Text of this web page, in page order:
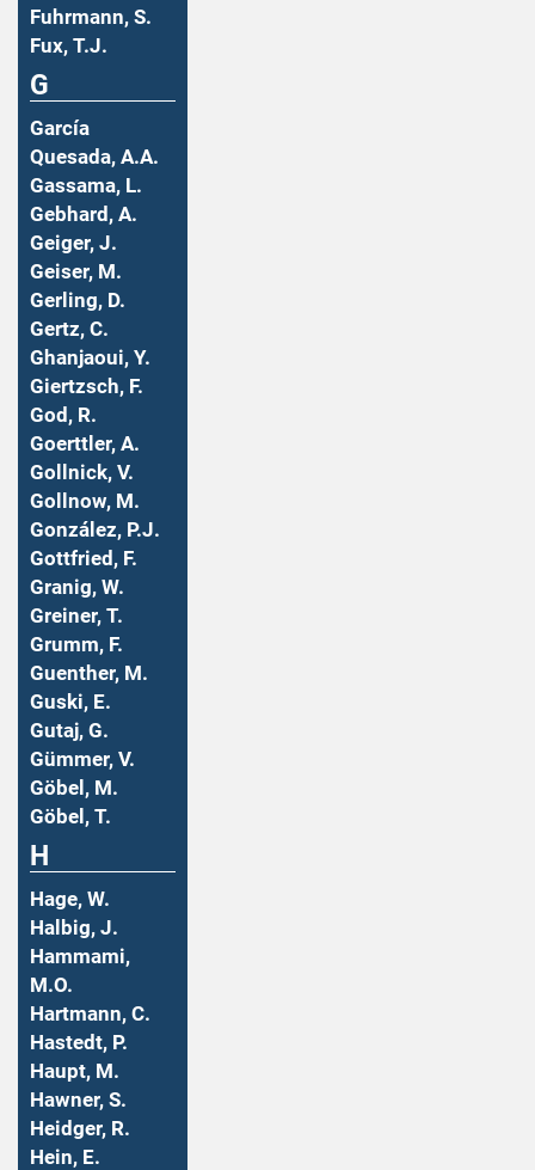
Fuhrmann, S.
Fux, T.J.
G
García
Quesada, A.A.
Gassama, L.
Gebhard, A.
Geiger, J.
Geiser, M.
Gerling, D.
Gertz, C.
Ghanjaoui, Y.
Giertzsch, F.
God, R.
Goerttler, A.
Gollnick, V.
Gollnow, M.
González, P.J.
Gottfried, F.
Granig, W.
Greiner, T.
Grumm, F.
Guenther, M.
Guski, E.
Gutaj, G.
Gümmer, V.
Göbel, M.
Göbel, T.
H
Hage, W.
Halbig, J.
Hammami,
M.O.
Hartmann, C.
Hastedt, P.
Haupt, M.
Hawner, S.
Heidger, R.
Hein, E.